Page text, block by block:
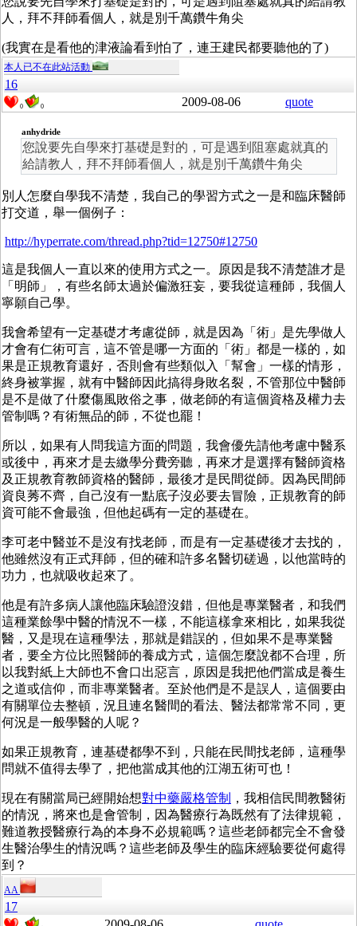
人，拜不拜師看個人，就是別千萬鑽牛角尖
(我實在是看他的津液論看到怕了，連王建民都要聽他的了)
本人已不在此站活動
16
0 0 2009-08-06 quote
anhydride
您說要先自學來打基礎是對的，可是遇到阻塞處就真的
給請教人，拜不拜師看個人，就是別千萬鑽牛角尖
別人怎麼自學我不清楚，我自己的學習方式之一是和臨床醫師
打交道，舉一個例子：
http://hyperrate.com/thread.php?tid=12750#12750
這是我個人一直以來的使用方式之一。原因是我不清楚誰才是
「明師」，有些名師太過於偏激狂妄，要我從這種師，我個人
寧願自己學。
我會希望有一定基礎才考慮從師，就是因為「術」是先學做人
才會有仁術可言，這不管是哪一方面的「術」都是一樣的，如
果是正規教育還好，否則會有些類似入「幫會」一樣的情形，
終身被掌握，就有中醫師因此搞得身敗名裂，不管那位中醫師
是不是做了什麼傷風敗俗之事，做老師的有這個資格及權力去
管制嗎？有術無品的師，不從也罷！
所以，如果有人問我這方面的問題，我會優先請他考慮中醫系
或後中，再來才是去繳學分費旁聽，再來才是選擇有醫師資格
及正規教育教師資格的醫師，最後才是民間從師。因為民間師
資良莠不齊，自己沒有一點底子沒必要去冒險，正規教育的師
資可能不會最強，但他起碼有一定的基礎在。
李可老中醫並不是沒有找老師，而是有一定基礎後才去找的，
他雖然沒有正式拜師，但的確和許多名醫切磋過，以他當時的
功力，也就吸收起來了。
他是有許多病人讓他臨床驗證沒錯，但他是專業醫者，和我們
這種業餘學中醫的情況不一樣，不能這樣拿來相比，如果我從
醫，又是現在這種學法，那就是錯誤的，但如果不是專業醫
者，要全方位比照醫師的養成方式，這個怎麼說都不合理，所
以我對紙上大師也不會口出惡言，原因是我把他們當成是養生
之道或信仰，而非專業醫者。至於他們是不是誤人，這個要由
有關單位去整頓，況且連名醫間的看法、醫法都常常不同，更
何況是一般學醫的人呢？
如果正規教育，連基礎都學不到，只能在民間找老師，這種學
問就不值得去學了，把他當成其他的江湖五術可也！
現在有關當局已經開始想對中藥嚴格管制
，我相信民間教醫術
的情況，將來也是會管制，因為醫療行為既然有了法律規範，
難道教授醫療行為的本身不必規範嗎？這些老師都完全不會發
生醫治學生的情況嗎？這些老師及學生的臨床經驗要從何處得
到？
AA
17